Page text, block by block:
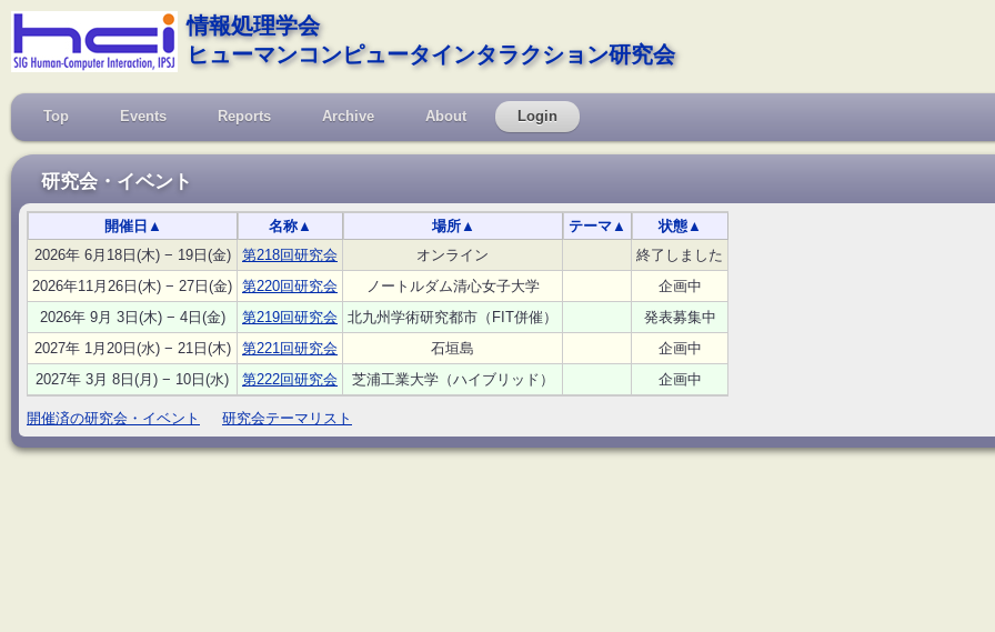
情報処理学会
ヒューマンコンピュータインタラクション研究会
Top Events Reports Archive About Login
研究会・イベント
開催日 ▲ 名称▲ 場所▲ テーマ▲ 状態▲
2026年 6月18日(木) − 19日(金)
第218回研究会 オンライン
終了しました
2026年11月26日(木) − 27日(金) 第220回研究会 ノートルダム清心女子大学
企画中
2026年 9月 3日(木) − 4日(金)
第219回研究会 北九州学術研究都市（FIT併催）
発表募集中
2027年 1月20日(水) − 21日(木)
第221回研究会 石垣島
企画中
2027年 3月 8日(月) − 10日(水)
第222回研究会 芝浦工業大学（ハイブリッド） 企画中
開催済の研究会・イベント 研究会テーマリスト